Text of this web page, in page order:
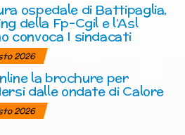
ospedale di Battipaglia,
della Fp-Cgil e l’Asl
convoca I sindacati
2026
la brochure per
dalle ondate di Calore
2026